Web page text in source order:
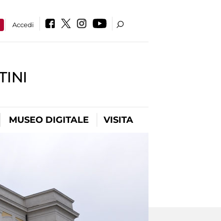
Accedi
MUSEO DIGITALE VISITA